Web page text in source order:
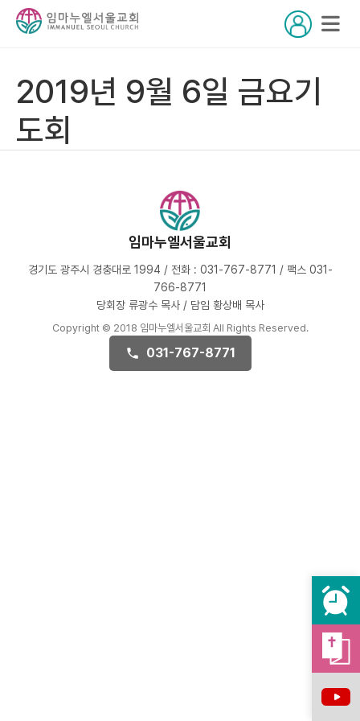
2019년 9월 6일 금요기
도회
임마누엘서울교회
경기도 광주시 경충대로 1994 / 전화 : 031-767-8771 / 팩스 031-
766-8771
당회장 류광수 목사 / 담임 황상배 목사
Copyright © 2018 임마누엘서울교회 All Rights Reserved.
031-767-8771